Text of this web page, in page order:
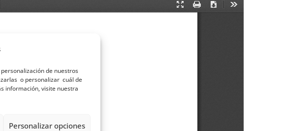
de nuestros
o personalizar cuál de
información, visite nuestra
Personalizar opciones